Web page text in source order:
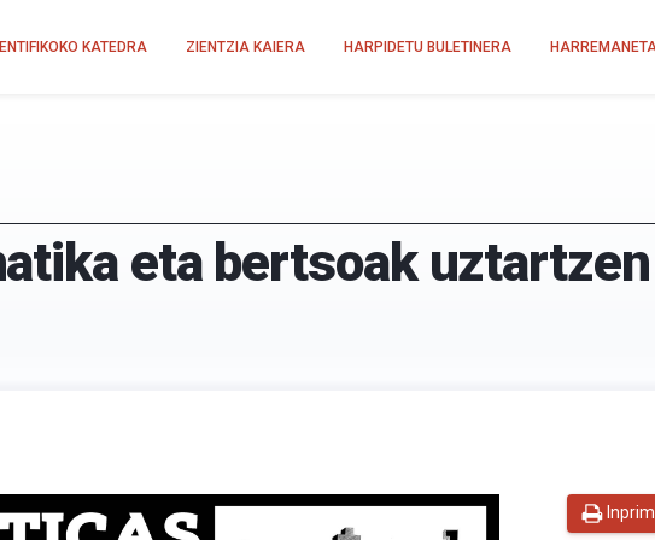
KATEDRA ZIENTZIA KAIERA HARPIDETU BULETINERA
eta bertsoak